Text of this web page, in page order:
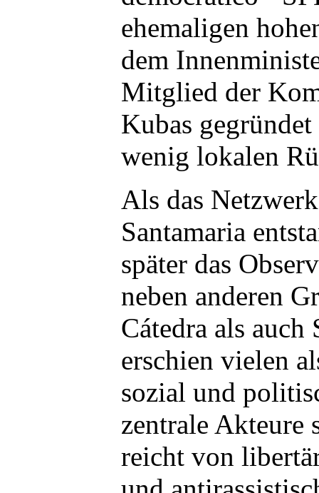
ehemaligen
dem
Mitglied der
Kubas
wenig lokalen
Als das
Santamaria
später das
neben anderen
Cátedra als auch
erschien vielen
sozial und
zentrale Akteure
reicht von